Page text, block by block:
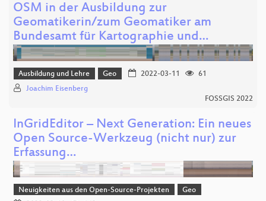
OSM in der Ausbildung zur
Geomatikerin/zum Geomatiker am
Bundesamt für Kartographie und…
Ausbildung und Lehre Geo 2022-03-11
61
Joachim Eisenberg
FOSSGIS 2022
InGridEditor – Next Generation: Ein neues
Open Source-Werkzeug (nicht nur) zur
Erfassung…
Neuigkeiten aus den Open-Source-Projekten
Geo